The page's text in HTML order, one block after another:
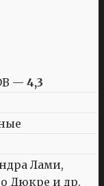
— 4,3
Лами,
Дюкре и др.